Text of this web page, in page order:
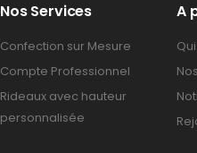
Nos Services
Confection sur Mesure
Compte Professionnel
Rideaux avec hauteur
personnalisée
A